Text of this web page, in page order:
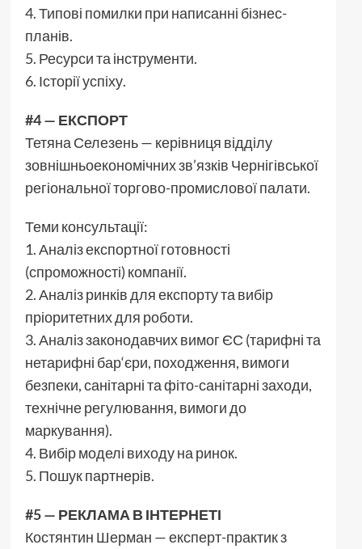
4. Типові помилки при написанні бізнес-
планів.
5. Ресурси та інструменти.
6. Історії успіху.
#4 — ЕКСПОРТ
Тетяна Селезень — керівниця відділу
зовнішньоекономічних зв’язків Чернігівської
регіональної торгово-промислової палати.
Теми консультації:
1. Аналіз експортної готовності
(спроможності) компанії.
2. Аналіз ринків для експорту та вибір
пріоритетних для роботи.
3. Аналіз законодавчих вимог ЄС (тарифні та
нетарифні бар‘єри, походження, вимоги
безпеки, санітарні та фіто-санітарні заходи,
технічне регулювання, вимоги до
маркування).
4. Вибір моделі виходу на ринок.
5. Пошук партнерів.
#5 — РЕКЛАМА В ІНТЕРНЕТІ
Костянтин Шерман — експерт-практик з